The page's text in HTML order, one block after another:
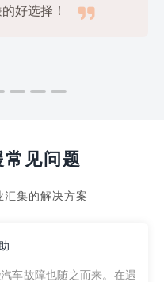
好选择！

见问题
汇集的解决方案
车故障也随之而来。在遇